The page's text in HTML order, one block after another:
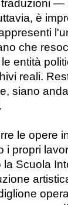
—
è
che
entità
reali.
siano
le opere
i propri
Scuola